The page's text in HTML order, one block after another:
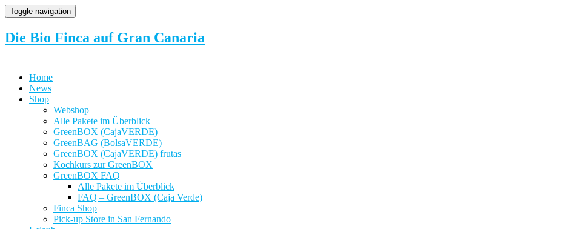
Toggle navigation
Die Bio Finca auf Gran Canaria
Home
News
Shop
Webshop
Alle Pakete im Überblick
GreenBOX (CajaVERDE)
GreenBAG (BolsaVERDE)
GreenBOX (CajaVERDE) frutas
Kochkurs zur GreenBOX
GreenBOX FAQ
Alle Pakete im Überblick
FAQ – GreenBOX (Caja Verde)
Finca Shop
Pick-up Store in San Fernando